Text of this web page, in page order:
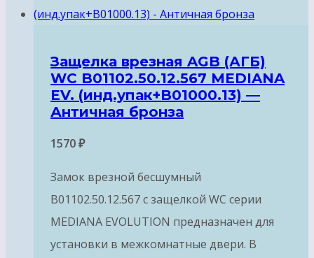
Защелка врезная AGB (АГБ)
WC B01102.50.12.567 MEDIANA
EV. (инд.упак+B01000.13) —
Античная бронза
1570₽
Замок врезной бесшумный
B01102.50.12.567 с защелкой WC серии
MEDIANA EVOLUTION предназначен для
установки в межкомнатные двери. В